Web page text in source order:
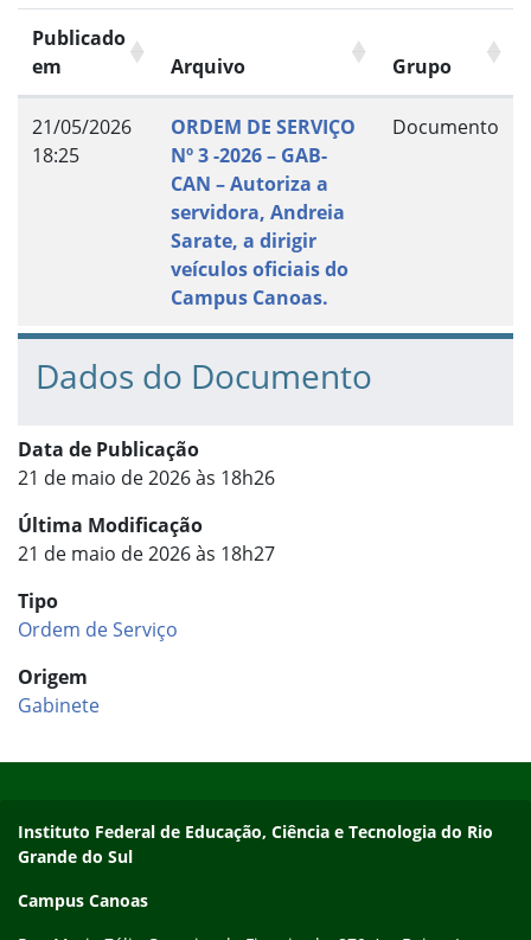
Publicado
em
Arquivo Grupo
21/05/2026
18:25
ORDEM DE SERVIÇO
Nº 3 -2026 – GAB-
CAN – Autoriza a
servidora, Andreia
Sarate, a dirigir
veículos oficiais do
Campus Canoas.
Documento
Dados do Documento
Data de Publicação
21 de maio de 2026 às 18h26
Última Modificação
21 de maio de 2026 às 18h27
Tipo
Ordem de Serviço
Origem
Gabinete
Instituto Federal de Educação, Ciência e Tecnologia do Rio
Grande do Sul
Campus Canoas